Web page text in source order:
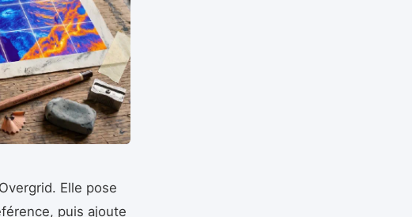
Elle pose
puis ajoute